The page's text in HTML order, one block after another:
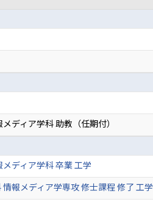
ディア学科 助教（任期付）
ディア学科 卒業 工学
報メディア学専攻 修士課程 修了 工学